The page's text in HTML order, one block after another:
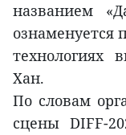
названием
ознаменуется
технологиях
Хан.
По словам
сцены DIFF-